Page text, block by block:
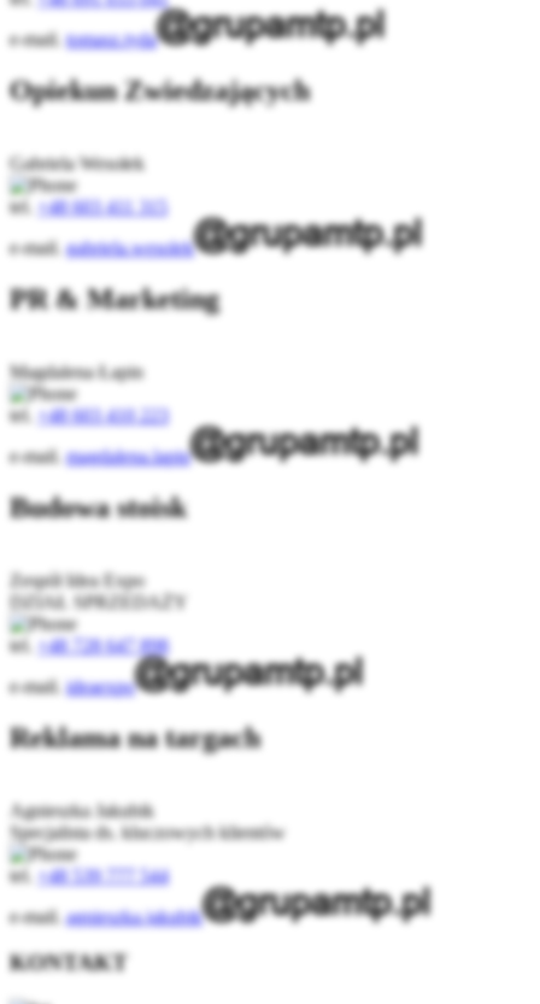
e-mail.tomasz.tyda
Opiekun Zwiedzających
Gabriela Wesołek
tel.
+48 603 411 315
e-mail.gabriela.wesolek
PR & Marketing
Magdalena Łapin
tel.
+48 603 410 223
e-mail.magdalena.lapin
Budowa stoisk
Zespół Idea Expo
DZIAŁ SPRZEDAŻY
tel.
+48 728 647 898
e-mail.ideaexpo
Reklama na targach
Agnieszka Jakubik
Specjalista ds. kluczowych klientów
tel.
+48 539 777 544
e-mail.agnieszka.jakubik
KONTAKT